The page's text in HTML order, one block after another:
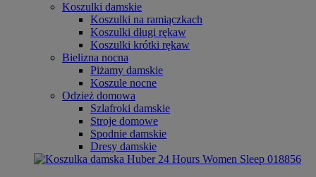
Koszulki damskie
Koszulki na ramiączkach
Koszulki długi rękaw
Koszulki krótki rękaw
Bielizna nocna
Piżamy damskie
Koszule nocne
Odzież domowa
Szlafroki damskie
Stroje domowe
Spodnie damskie
Dresy damskie